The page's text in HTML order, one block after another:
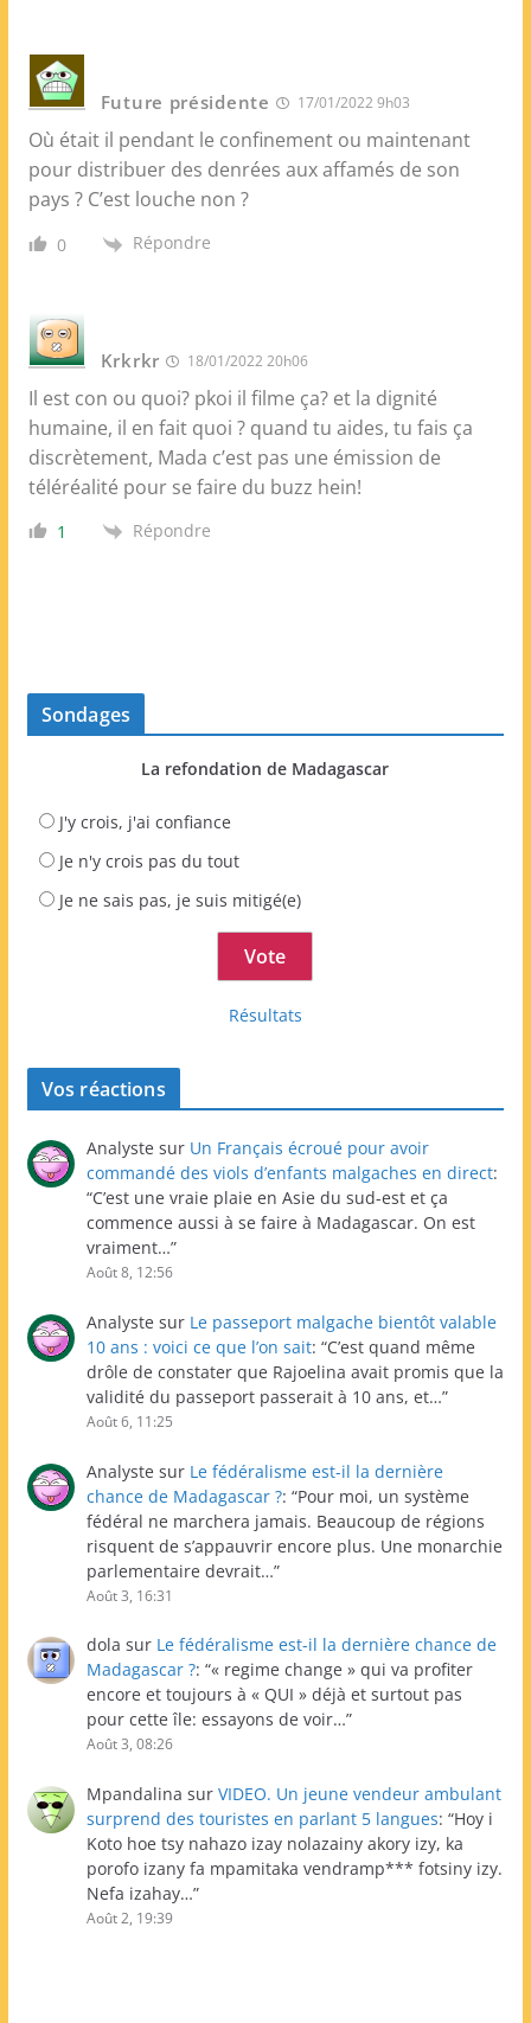
Future présidente 17/01/2022 9h03
Où était il pendant le confinement ou maintenant
pour distribuer des denrées aux affamés de son
pays ? C’est louche non ?
0 Répondre
Krkrkr 18/01/2022 20h06
Il est con ou quoi? pkoi il filme ça? et la dignité
humaine, il en fait quoi ? quand tu aides, tu fais ça
discrètement, Mada c’est pas une émission de
téléréalité pour se faire du buzz hein!
1 Répondre
Sondages
La refondation de Madagascar
J'y crois, j'ai confiance
Je n'y crois pas du tout
Je ne sais pas, je suis mitigé(e)
Résultats
Vos réactions
Analyste sur Un Français écroué pour avoir
commandé des viols d’enfants malgaches en direct:
“C’est une vraie plaie en Asie du sud-est et ça
commence aussi à se faire à Madagascar. On est
vraiment…”
Août 8, 12:56
Analyste sur Le passeport malgache bientôt valable
10 ans : voici ce que l’on sait: “C’est quand même
drôle de constater que Rajoelina avait promis que la
validité du passeport passerait à 10 ans, et…”
Août 6, 11:25
Analyste sur Le fédéralisme est-il la dernière
chance de Madagascar ?: “Pour moi, un système
fédéral ne marchera jamais. Beaucoup de régions
risquent de s’appauvrir encore plus. Une monarchie
parlementaire devrait…”
Août 3, 16:31
dola sur Le fédéralisme est-il la dernière chance de
Madagascar ?: “« regime change » qui va profiter
encore et toujours à « QUI » déjà et surtout pas
pour cette île: essayons de voir…”
Août 3, 08:26
Mpandalina sur VIDEO. Un jeune vendeur ambulant
surprend des touristes en parlant 5 langues: “Hoy i
Koto hoe tsy nahazo izay nolazainy akory izy, ka
porofo izany fa mpamitaka vendramp*** fotsiny izy.
Nefa izahay…”
Août 2, 19:39